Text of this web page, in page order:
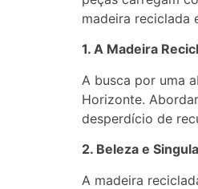
madeira reciclada
1. A Madeira
A busca por uma
Horizonte.
desperdício de
2. Beleza e
A madeira